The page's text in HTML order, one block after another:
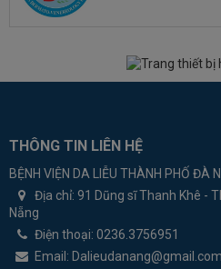
THÔNG TIN LIÊN HỆ
BỆNH VIỆN DA LIỄU THÀNH PHỐ ĐÀ
Địa chỉ: 91 Dũng sĩ Thanh Khê -
Nẵng
Điện thoại: 0236.3756951
Email: Dalieudanang@gmail.com